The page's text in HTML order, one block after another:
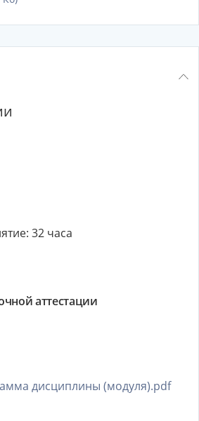
32 часа
аттестации
дисциплины (модуля).pdf